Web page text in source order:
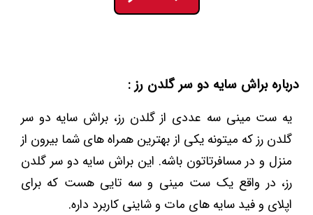
درباره براش سایه دو سر گلدن رز :
یه ست مینی سه عددی از گلدن رز، براش سایه دو سر
گلدن رز که میتونه یکی از بهترین همراه های شما بیرون از
منزل و در مسافرتاتون باشه. این براش سایه دو سر گلدن
رز، در واقع یک ست مینی و سه تایی هست که برای
اپلای و فید سایه های مات و شاینی کاربرد داره.